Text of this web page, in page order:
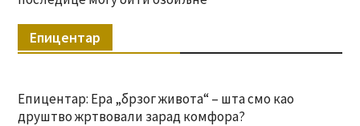
Епицентар
Епицентар: Ера „брзог живота“ – шта смо као
друштво жртвовали зарад комфора?